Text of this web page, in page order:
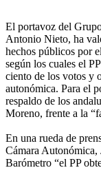
El portavoz del
Antonio Nieto, ha
hechos públicos por
según los cuales el
ciento de los votos y
autonómica. Para el
respaldo de los
Moreno, frente a la
En una rueda de
Cámara Autonómica,
Barómetro “el PP